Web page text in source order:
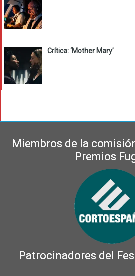
Crítica: ‘Mother Mary’
Miembros de la
Premios
Patrocinadores del